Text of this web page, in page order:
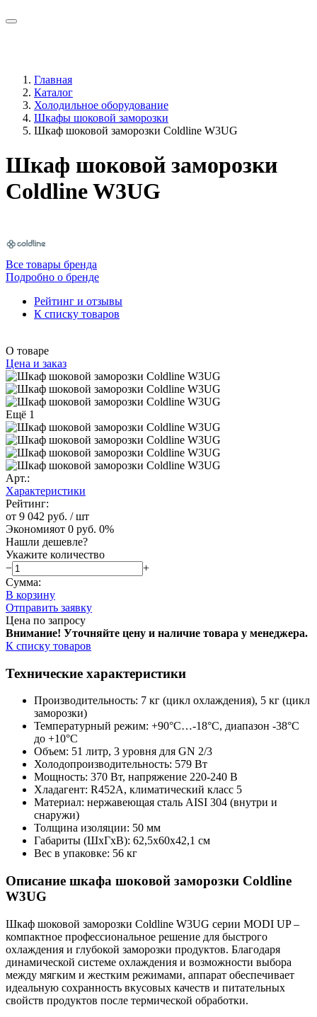
Главная
Каталог
Холодильное оборудование
Шкафы шоковой заморозки
Шкаф шоковой заморозки Coldline W3UG
Шкаф шоковой заморозки
Coldline W3UG
Все товары бренда
Подробно о бренде
Рейтинг и отзывы
К списку товаров
О товаре
Цена и заказ
Ещё 1
Арт.:
Характеристики
Рейтинг:
от 9 042 руб. / шт
Экономияот 0 руб. 0%
Нашли дешевле?
Укажите количество
−
+
Сумма:
В корзину
Отправить заявку
Цена по запросу
Внимание! Уточняйте цену и наличие товара у менеджера.
К списку товаров
Технические характеристики
Производительность: 7 кг (цикл охлаждения), 5 кг (цикл
заморозки)
Температурный режим: +90°C…-18°C, диапазон -38°C
до +10°C
Объем: 51 литр, 3 уровня для GN 2/3
Холодопроизводительность: 579 Вт
Мощность: 370 Вт, напряжение 220-240 В
Хладагент: R452A, климатический класс 5
Материал: нержавеющая сталь AISI 304 (внутри и
снаружи)
Толщина изоляции: 50 мм
Габариты (ШхГхВ): 62,5х60х42,1 см
Вес в упаковке: 56 кг
Описание шкафа шоковой заморозки Coldline
W3UG
Шкаф шоковой заморозки Coldline W3UG серии MODI UP –
компактное профессиональное решение для быстрого
охлаждения и глубокой заморозки продуктов. Благодаря
динамической системе охлаждения и возможности выбора
между мягким и жестким режимами, аппарат обеспечивает
идеальную сохранность вкусовых качеств и питательных
свойств продуктов после термической обработки.